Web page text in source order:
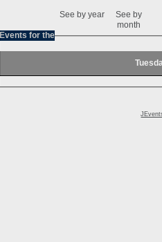
See by year
See by
month
Events for the